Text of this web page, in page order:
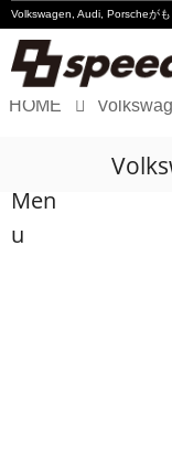
Volkswagen, Audi, Porscheが
HOME
Men
u